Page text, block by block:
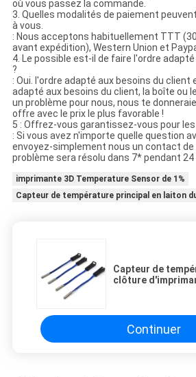
où vous passez la commande.
3. Quelles modalités de paiement
à vous.
: Nous acceptons habituellement TTT
avant expédition), Western Union et
4. Le possible est-il de faire l'ordre
?
: Oui. l'ordre adapté aux besoins du client
adapté aux besoins du client, la boîte ou
un problème pour nous, nous te
offre avec le prix le plus favorable !
5 : Offrez-vous garantissez-vous pour
: Si vous avez n'importe quelle question
envoyez-simplement nous un contact
problème sera résolu dans 7* pendant 24
imprimante 3D Temperature Sensor de 1%
Capteur de température principal en laiton
Capteur de
clôture
Continuer